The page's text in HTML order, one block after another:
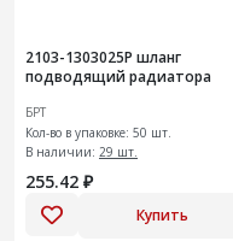
2103-1303025Р шланг
подводящий радиатора
БРТ
Кол-во в упаковке: 50 шт.
В наличии: 29 шт.
255.42 ₽
Купить